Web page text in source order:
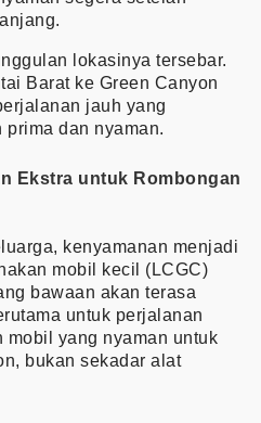
lokasinya tersebar.
Barat ke Green Canyon
jauh yang
prima dan nyaman.
Ekstra untuk Rombongan
kenyamanan menjadi
mobil kecil (LCGC)
bawaan akan terasa
untuk perjalanan
mobil yang nyaman untuk
bukan sekadar alat